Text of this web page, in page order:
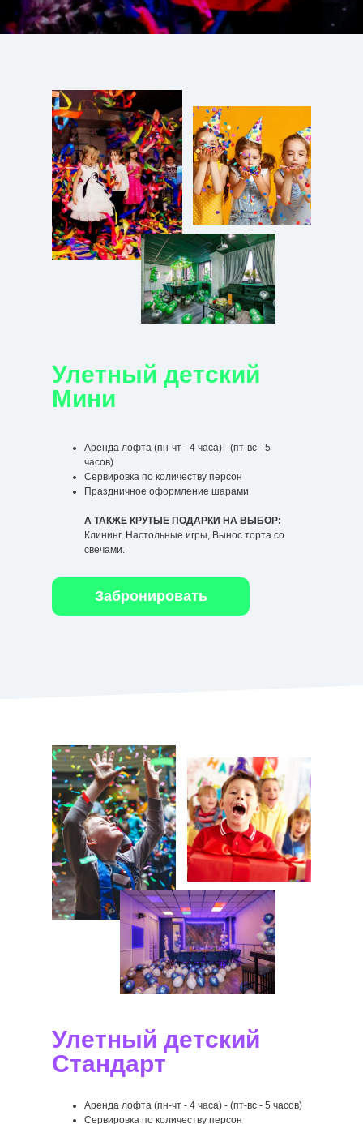
Улетный детский
Мини
Аренда лофта (пн-чт - 4 часа) - (пт-вс - 5
часов)
Сервировка по количеству персон
Праздничное оформление шарами
А ТАКЖЕ КРУТЫЕ ПОДАРКИ НА ВЫБОР:
Клининг, Настольные игры, Вынос торта со
свечами.
Забронировать
Улетный детский
Стандарт
Аренда лофта (пн-чт - 4 часа) - (пт-вс - 5 часов)
Сервировка по количеству персон